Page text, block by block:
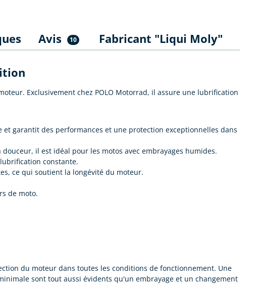
Avis 10 Fabricant "Liqui Moly"
Exclusivement chez POLO Motorrad, il assure une lubrification
garantit des performances et une protection exceptionnelles dans
il est idéal pour les motos avec embrayages humides.
constante.
ce qui soutient la longévité du moteur.
de moto.
du moteur dans toutes les conditions de fonctionnement. Une
sont tout aussi évidents qu'un embrayage et un changement